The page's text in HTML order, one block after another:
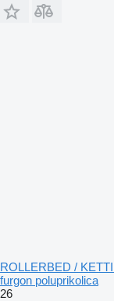
ROLLERBED /
furgon poluprikolica
26